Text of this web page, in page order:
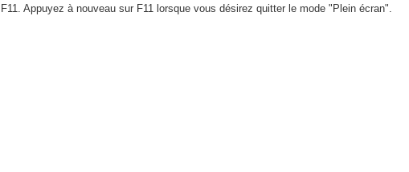
F11. Appuyez à nouveau sur F11 lorsque vous désirez quitter le mode "Plein écran".